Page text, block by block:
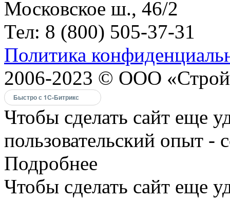
Московское ш., 46/2
Тел: 8 (800) 505-37-31
Политика
2006-2023 © ООО
Быстро с 1С-Битрикс
Чтобы сделать сайт еще
пользовательский опыт -
Подробнее
Чтобы сделать сайт еще